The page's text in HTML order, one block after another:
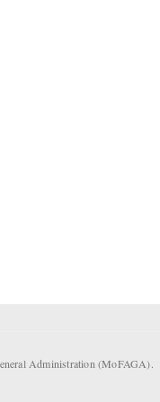
Administration (MoFAGA).